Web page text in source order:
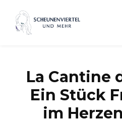
Inhalt
springen
La Cantine
Ein Stück
im